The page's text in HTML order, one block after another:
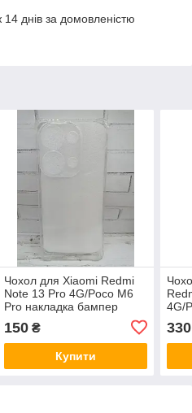
днів за домовленістю
Чохол для Xiaomi Redmi
Note 13 Pro 4G/Poco M6
Pro накладка бампер
150₴
Купити
4G/
red
330